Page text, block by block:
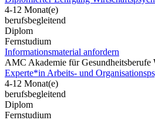
4-12 Monat(e)
berufsbegleitend
Diplom
Fernstudium
Informationsmaterial anfordern
AMC Akademie für Gesundheitsberufe
Experte*in Arbeits- und
4-12 Monat(e)
berufsbegleitend
Diplom
Fernstudium